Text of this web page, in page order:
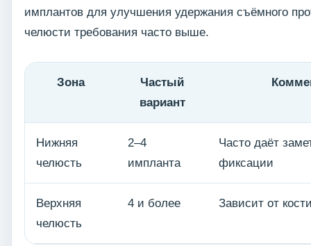
имплантов для улучшения удержания съёмного
челюсти требования часто выше.
Зона
Частый
вариант
Нижняя
челюсть
2–4
импланта
Часто даёт
фиксации
Верхняя
челюсть
4 и более Зависит от